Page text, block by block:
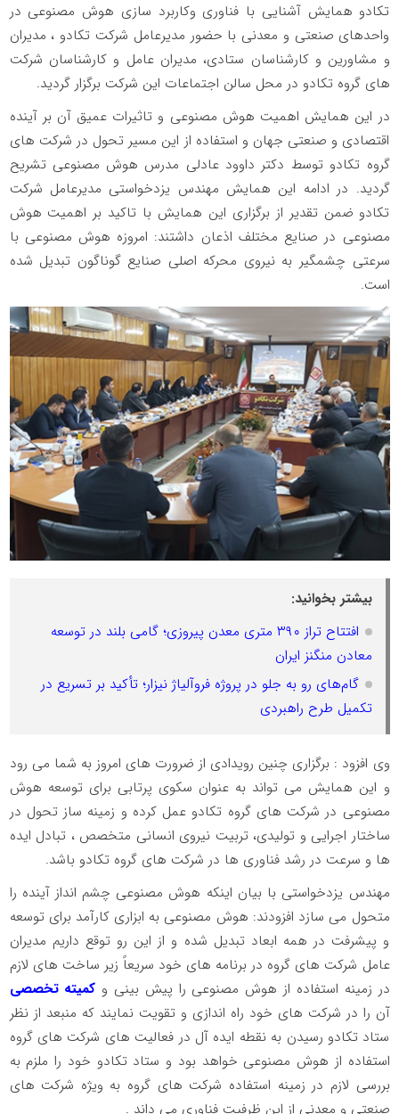
تکادو همایش آشنایی با فناوری وکاربرد سازی هوش مصنوعی در
واحدهای صنعتی و معدنی با حضور مدیرعامل شرکت تکادو ، مدیران
و مشاورین و کارشناسان ستادی، مدیران عامل و کارشناسان شرکت
های گروه تکادو در محل سالن اجتماعات این شرکت برگزار گردید.
در این همایش اهمیت هوش مصنوعی و تاثیرات عمیق آن بر آینده
اقتصادی و صنعتی جهان و استفاده از این مسیر تحول در شرکت های
گروه تکادو توسط دکتر داوود عادلی مدرس هوش مصنوعی تشریح
گردید. در ادامه این همایش مهندس یزدخواستی مدیرعامل شرکت
تکادو ضمن تقدیر از برگزاری این همایش با تاکید بر اهمیت هوش
مصنوعی در صنایع مختلف اذعان داشتند: امروزه هوش مصنوعی با
سرعتی چشمگیر به نیروی محرکه اصلی صنایع گوناگون تبدیل شده
است.
بیشتر بخوانید:
افتتاح تراز ۳۹۰ متری معدن پیروزی؛ گامی بلند در توسعه
معادن منگنز ایران
گام‌های رو به جلو در پروژه فروآلیاژ نیزار؛ تأکید بر تسریع در
تکمیل طرح راهبردی
وی افزود : برگزاری چنین رویدادی از ضرورت های امروز به شما می رود
و این همایش می تواند به عنوان سکوی پرتابی برای توسعه هوش
مصنوعی در شرکت های گروه تکادو عمل کرده و زمینه ساز تحول در
ساختار اجرایی و تولیدی، تربیت نیروی انسانی متخصص ، تبادل ایده
ها و سرعت در رشد فناوری ها در شرکت های گروه تکادو باشد.
مهندس یزدخواستی با بیان اینکه هوش مصنوعی چشم انداز آینده را
متحول می سازد افزودند: هوش مصنوعی به ابزاری کارآمد برای توسعه
و پیشرفت در همه ابعاد تبدیل شده و از این رو توقع داریم مدیران
عامل شرکت های گروه در برنامه های خود سریعاً زیر ساخت های لازم
در زمینه استفاده از هوش مصنوعی را پیش بینی و کمیته تخصصی
آن را در شرکت های خود راه اندازی و تقویت نمایند که منبعد از نظر
ستاد تکادو رسیدن به نقطه ایده آل در فعالیت های شرکت های گروه
استفاده از هوش مصنوعی خواهد بود و ستاد تکادو خود را ملزم به
بررسی لازم در زمینه استفاده شرکت های گروه به ویژه شرکت های
صنعتی و معدنی از این ظرفیت فناوری می داند .